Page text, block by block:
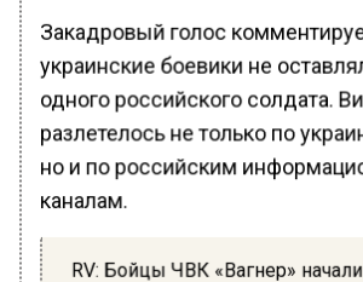
Закадровый голос
украинские боевики не
одного российского солдата.
разлетелось не только по
но и по российским
каналам.
RV: Бойцы ЧВК «Вагнер»